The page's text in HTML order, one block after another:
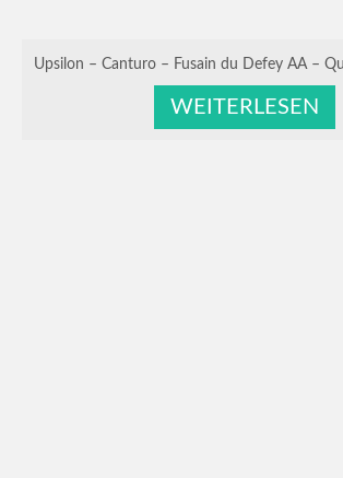
Upsilon – Canturo – Fusain du Defey AA –
WEITERLESEN